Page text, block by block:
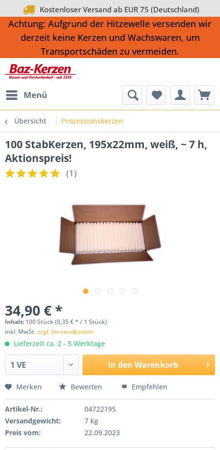
Kostenloser Versand ab EUR 75 (Deutschland)
Achtung: Aufgrund der Hitzewelle versenden wir
derzeit keine Kerzen und Wachswaren, um
Transportschäden zu vermeiden.
Menü
Übersicht Prozessionskerzen
100 StabKerzen, 195x22mm, weiß, ~ 7 h,
Aktionspreis!
(1)
34,90 € *
Inhalt: 100 Stück (0,35 € * / 1 Stück)
inkl. MwSt.zzgl. Versandkosten
Lieferzeit ca. 2 - 5 Werktage
In den Warenkorb
Merken Bewerten Empfehlen
Artikel-Nr.:
04722195
Versandgewicht:
7 kg
Preis vom:
22.09.2023